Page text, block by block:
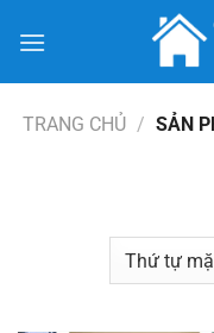
qua
TRANG CHỦ / SẢN